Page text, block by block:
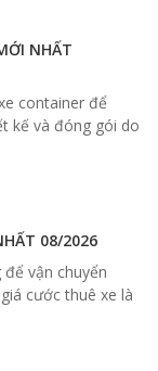
NHẤT
container để
kế và đóng gói do
08/2026
vận chuyển
cước thuê xe là